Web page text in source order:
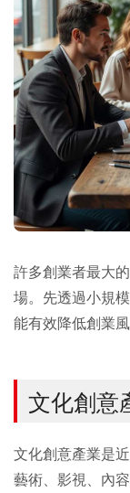
許多創業者最大
場。先透過小規
能有效降低創業風
文化創意
文化創意產業是
藝術、影視、內